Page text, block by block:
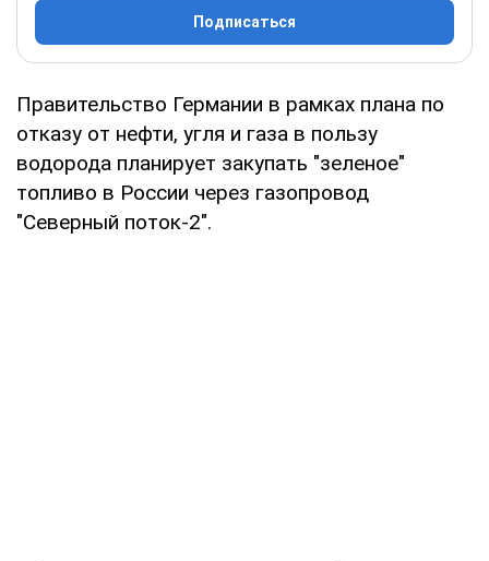
Подписаться
Правительство Германии в рамках плана по
отказу от нефти, угля и газа в пользу
водорода планирует закупать "зеленое"
топливо в России через газопровод
"Северный поток-2".